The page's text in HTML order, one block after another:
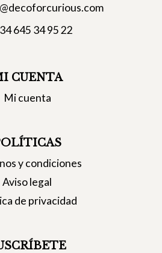
645 34 95 22
CUENTA
Mi cuenta
y condiciones
Aviso legal
de privacidad